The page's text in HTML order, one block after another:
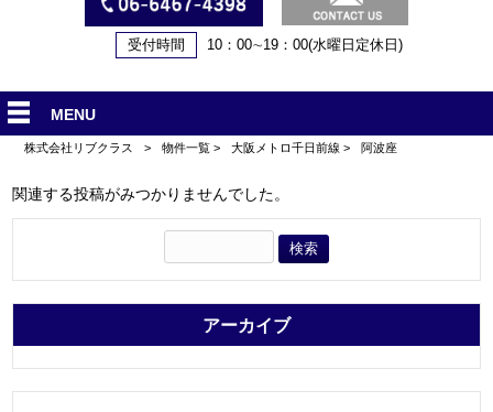
受付時間 10：00∼19：00(水曜日定休日)
MENU
株式会社リブクラス > 物件一覧 > 大阪メトロ千日前線 > 阿波座
関連する投稿がみつかりませんでした。
アーカイブ